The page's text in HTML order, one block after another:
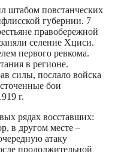
штабом повстанческих
губернии. 7
правобережной
селение Хциси.
первого ревкома.
в регионе.
силы, послало войска
бои
г.
рядах восставших:
в другом месте –
атаку
продолжительной